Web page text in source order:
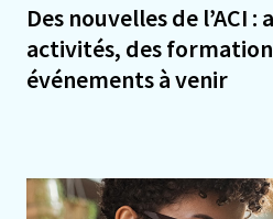
Des nouvelles de l’ACI :
activités, des
événements à venir